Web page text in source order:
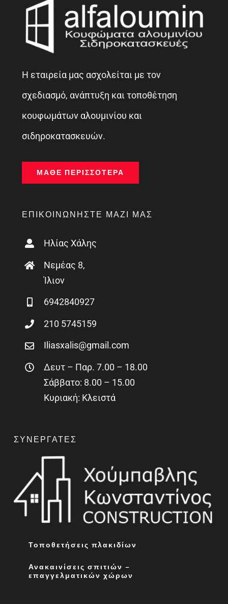
Η εταιρεία μας ασχολείται με τον
σχεδιασμό, ανάπτυξη και τοποθέτηση
κουφωμάτων αλουμινίου και
σιδηροκατασκευών.
ΜΆΘΕ ΠΕΡΙΣΣΌΤΕΡΑ
ΕΠΙΚΟΙΝΩΝΉΣΤΕ ΜΑΖΊ ΜΑΣ
Ηλίας Χάλης
Νεμέας 8,
Ίλιον
6942840927
210 5745159
Iliasxalis@gmail.com
Δευτ – Παρ. 7.00 – 18.00
Σάββατο: 8.00 – 15.00
Κυριακή: Κλειστά
ΣΥΝΕΡΓΆΤΕΣ
Τοποθετήσεις πλακιδίων
Ανακαινίσεις σπιτιών –
επαγγελματικών χώρων